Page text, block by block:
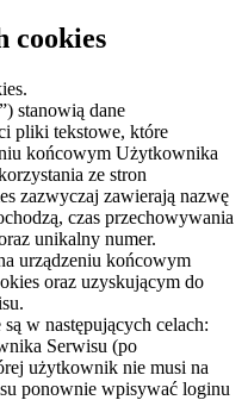
cookies
stanowią dane
pliki tekstowe, które
końcowym Użytkownika
ze stron
zazwyczaj zawierają nazwę
czas przechowywania
unikalny numer.
urządzeniu końcowym
oraz uzyskującym do
w następujących celach:
Serwisu (po
użytkownik nie musi na
ponownie wpisywać loginu